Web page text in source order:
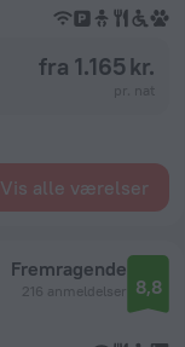
fra 1.165 kr.
Vis alle værelser
Fremragende
216 anmeldelser 8,8